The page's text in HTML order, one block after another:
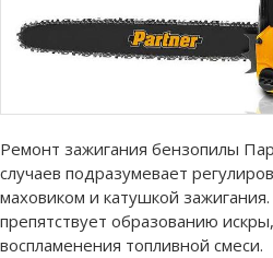
Ремонт зажигания бензопилы
случаев подразумевает
маховиком и катушкой
препятствует образованию
воспламенения топливной смеси.